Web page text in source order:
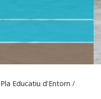
Pla Educatiu d'Entorn /